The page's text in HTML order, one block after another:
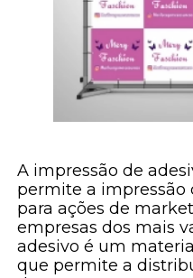
A impressão de
permite a impressão
para ações de
empresas dos mais
adesivo é um
que permite a